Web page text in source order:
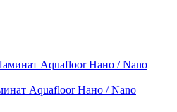
Aquafloor Нано / Nano